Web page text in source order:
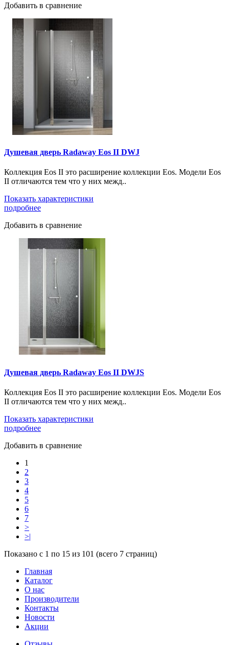
Добавить в сравнение
Душевая дверь Radaway Eos II DWJ
Коллекция Eos II это расширение коллекции Eos. Модели Eos
II отличаются тем что у них межд..
Показать характеристики
подробнее
Добавить в сравнение
Душевая дверь Radaway Eos II DWJS
Коллекция Eos II это расширение коллекции Eos. Модели Eos
II отличаются тем что у них межд..
Показать характеристики
подробнее
Добавить в сравнение
1
2
3
4
5
6
7
>
>|
Показано с 1 по 15 из 101 (всего 7 страниц)
Главная
Каталог
О нас
Производители
Контакты
Новости
Акции